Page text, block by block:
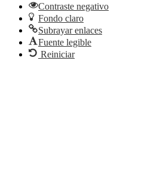
Contraste negativo
Fondo claro
Subrayar enlaces
Fuente legible
Reiniciar